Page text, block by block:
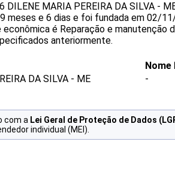
DILENE MARIA PEREIRA DA SILVA -
9 meses e 6 dias e foi fundada em 02/
econômica é Reparação e
anteriormente.
DA SILVA - ME
Nome
-
com a Lei Geral de Proteção de Dados
individual (MEI).